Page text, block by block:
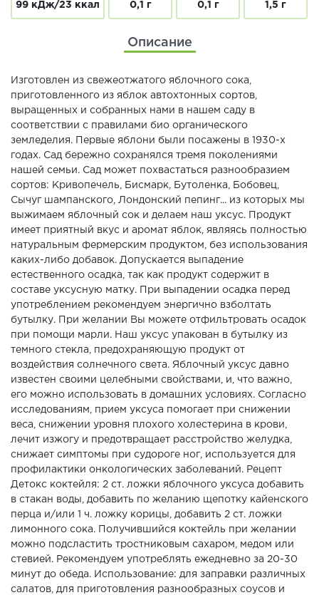
99 кДж/23 ккал
0,1 г
0,1 г
1,5 г
Описание
Изготовлен из свежеотжатого яблочного сока,
приготовленного из яблок автохтонных сортов,
выращенных и собранных нами в нашем саду в
соответствии с правилами био органического
земледелия. Первые яблони были посажены в 1930-х
годах. Сад бережно сохранялся тремя поколениями
нашей семьи. Cад может похвастаться разнообразием
сортов: Кривопечель, Бисмарк, Бутоленка, Бобовец,
Сычуг шампанского, Лондонский пепинг... из которых мы
выжимаем яблочный сок и делаем наш уксус. Продукт
имеет приятный вкус и аромат яблок, являясь полностью
натуральным фермерским продуктом, без использования
каких-либо добавок. Допускается выпадение
естественного осадка, так как продукт содержит в
составе уксусную матку. При выпадении осадка перед
употреблением рекомендуем энергично взболтать
бутылку. При желании Вы можете отфильтровать осадок
при помощи марли. Наш уксус упакован в бутылку из
темного стекла, предохраняющую продукт от
воздействия солнечного света. Яблочный уксус давно
известен своими целебными свойствами, и, что важно,
его можно использовать в домашних условиях. Согласно
исследованиям, прием уксуса помогает при снижении
веса, снижении уровня плохого холестерина в крови,
лечит изжогу и предотвращает расстройство желудка,
снижает симптомы при судороге ног, используется для
профилактики онкологических заболеваний. Рецепт
Детокс коктейля: 2 ст. ложки яблочного уксуса добавить
в стакан воды, добавить по желанию щепотку кайенского
перца и/или 1 ч. ложку корицы, добавить 2 ст. ложки
лимонного сока. Получившийся коктейль при желании
можно подсластить тростниковым сахаром, медом или
стевией. Рекомендуем употреблять ежедневно за 20-30
минут до обеда. Использование: для заправки различных
салатов, для приготовления разнообразных соусов и